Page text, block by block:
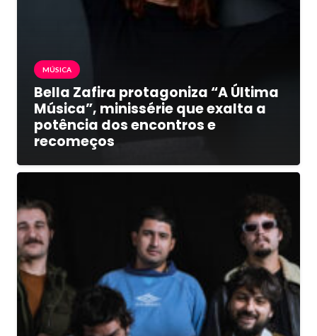
MÚSICA
Bella Zafira protagoniza “A Última
Música”, minissérie que exalta a
potência dos encontros e
recomeços